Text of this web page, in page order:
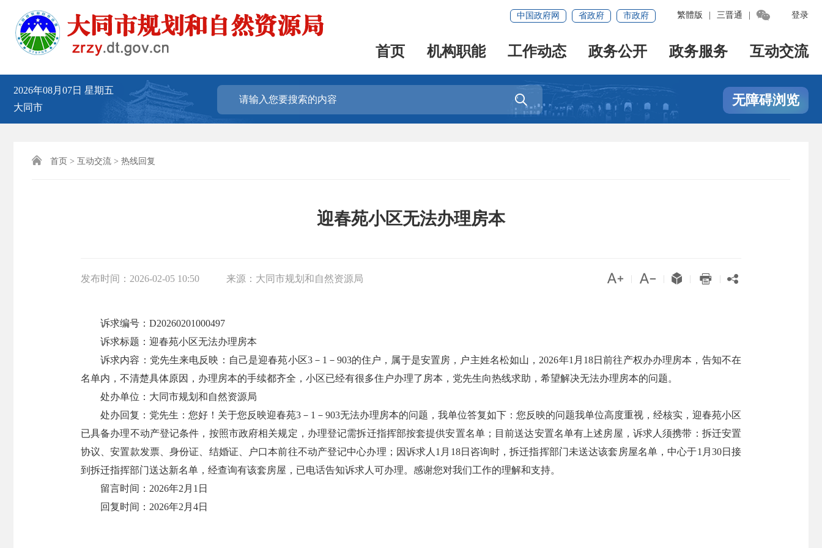
登录
繁體版 三晋通 
中国政府网 省政府 市政府
首页 机构职能 工作动态 政务公开 政务服务 互动交流
2026年08月07日 星期五
大同市
 无障碍浏览
 首页 > 互动交流 > 热线回复
迎春苑小区无法办理房本
发布时间： 2026-02-05 10:50 来源： 大同市规划和自然资源局     
诉求编号：D20260201000497
诉求标题：迎春苑小区无法办理房本
诉求内容：党先生来电反映：自己是迎春苑小区3－1－903的住户，属于是安置房，户主姓名松如山，2026年1月18日前往产权办办理房本，告知不在
名单内，不清楚具体原因，办理房本的手续都齐全，小区已经有很多住户办理了房本，党先生向热线求助，希望解决无法办理房本的问题。
处办单位：大同市规划和自然资源局
处办回复：党先生：您好！关于您反映迎春苑3－1－903无法办理房本的问题，我单位答复如下：您反映的问题我单位高度重视，经核实，迎春苑小区
已具备办理不动产登记条件，按照市政府相关规定，办理登记需拆迁指挥部按套提供安置名单；目前送达安置名单有上述房屋，诉求人须携带：拆迁安置
协议、安置款发票、身份证、结婚证、户口本前往不动产登记中心办理；因诉求人1月18日咨询时，拆迁指挥部门未送达该套房屋名单，中心于1月30日接
到拆迁指挥部门送达新名单，经查询有该套房屋，已电话告知诉求人可办理。感谢您对我们工作的理解和支持。
留言时间：2026年2月1日
回复时间：2026年2月4日